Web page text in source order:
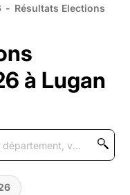
- Résultats Elections
à Lugan